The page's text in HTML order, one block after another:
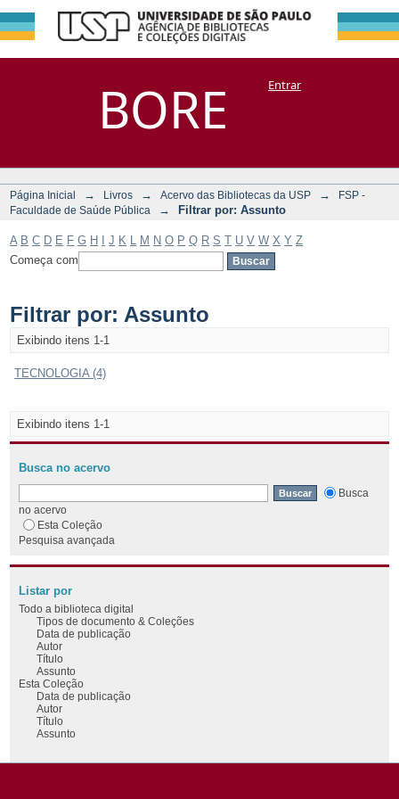
BORE
Filtrar por:
Assunto
DSpace/Manakin + CoriscoEntrar
Página Inicial → Livros → Acervo das Bibliotecas da USP →
FSP -
Faculdade de Saúde Pública
→ Filtrar por: Assunto
A B C D E F G H J K M N O P Q R S T U V W X Y Z
Começa com
Filtrar por: Assunto
Exibindo itens 1-1
TECNOLOGIA (4)
Exibindo itens 1-1
Busca no acervo
Busca
no acervo
Esta Coleção
Pesquisa avançada
Listar por
Todo a biblioteca digital
Tipos de documento & Coleções
Data de publicação
Autor
Título
Assunto
Esta Coleção
Data de publicação
Autor
Título
Assunto